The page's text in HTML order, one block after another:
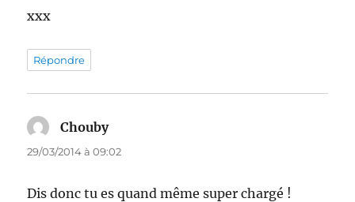
xxx
Répondre
Choubydit :
29/03/2014 à 09:02
Dis donc tu es quand même super chargé !